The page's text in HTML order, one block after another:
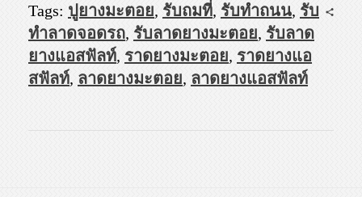
Tags: ปูยางมะตอย, รับถมที่, รับทำถนน, รับ
ทำลาดจอดรถ, รับลาดยางมะตอย, รับลาด
ยางแอสฟัลท์, ราดยางมะตอย, ราดยางแอ
สฟัลท์, ลาดยางมะตอย, ลาดยางแอสฟัลท์